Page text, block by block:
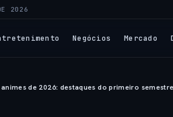
2026
Negócios Mercado
de 2026: destaques do primeiro semestre